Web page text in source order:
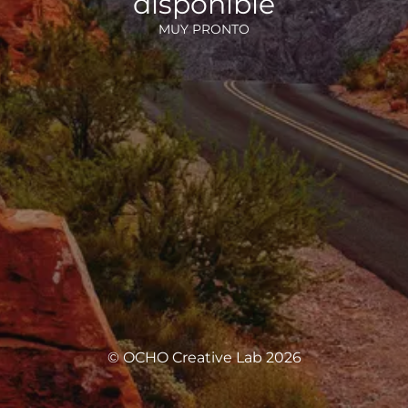
MUY PRONTO
© OCHO Creative Lab 2026